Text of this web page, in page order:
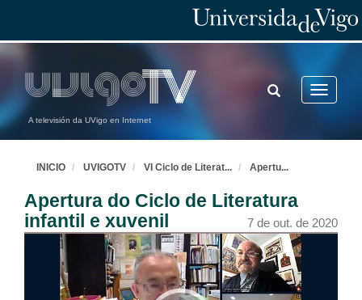
A televisión da UVigo en Internet
Toggle
TOGGLE
SEARCH
INICIO UVIGOTV VI Ciclo de Literat... Apertu...
Apertura do Ciclo de Literatura
infantil e xuvenil
7 de out. de 2020